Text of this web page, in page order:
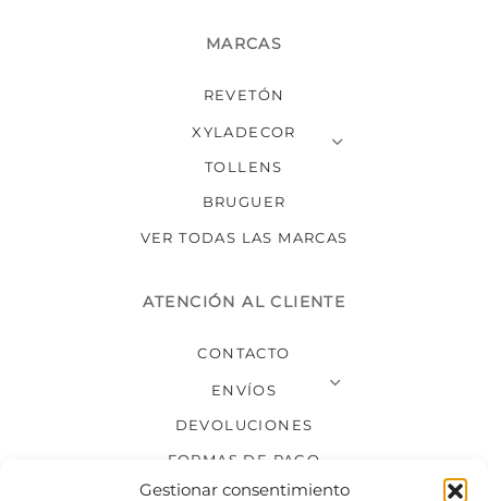
Gestionar consentimiento
MARCAS
REVETÓN
XYLADECOR
TOLLENS
BRUGUER
VER TODAS LAS MARCAS
ATENCIÓN AL CLIENTE
CONTACTO
ENVÍOS
DEVOLUCIONES
FORMAS DE PAGO